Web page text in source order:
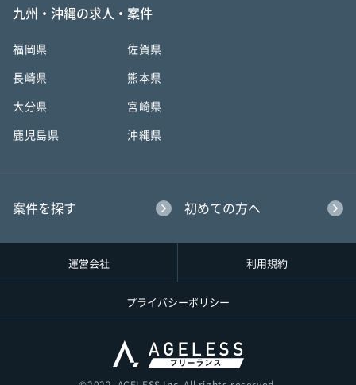
九州・沖縄の求人・案件
福岡県 佐賀県
長崎県 熊本県
大分県 宮崎県
鹿児島県 沖縄県
案件を探す 初めての方へ
運営会社 利用規約
プライバシーポリシー